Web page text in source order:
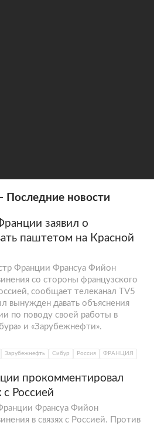
новости
заявил о
паштетом на Красной
Франции Франсуа Фийон
со стороны французского
сообщает телеканал TV5
вынужден давать объяснения
по поводу своей работы в
и «Зарубежнефти».
Зарубежнефть Сибур Россия ФРАНЦИЯ
прокомментировал
с Россией
Франсуа Фийон
в связях с Россией. Против